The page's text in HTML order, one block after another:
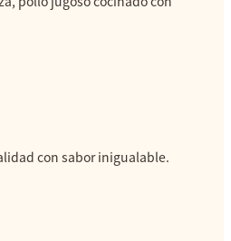
con sabor inigualable.